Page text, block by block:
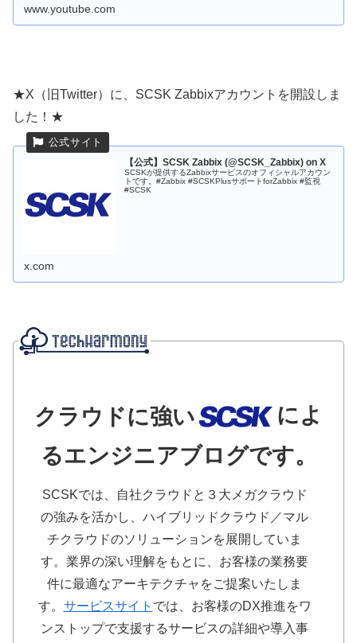
www.youtube.com
★X（旧Twitter）に、SCSK Zabbixアカウントを開設しま
した！★
【公式】SCSK Zabbix (@SCSK_Zabbix) on X
SCSKが提供するZabbixサービスのオフィシャルアカウン
トです。#Zabbix #SCSKPlusサポートforZabbix #監視
#SCSK
x.com
クラウドに強い
によ
るエンジニアブログです。
SCSKでは、自社クラウドと３大メガクラウド
の強みを活かし、ハイブリッドクラウド／マル
チクラウドのソリューションを展開していま
す。業界の深い理解をもとに、お客様の業務要
件に最適なアーキテクチャをご提案いたしま
す。 サービスサイト では、お客様のDX推進をワ
ンストップで支援するサービスの詳細や導入事